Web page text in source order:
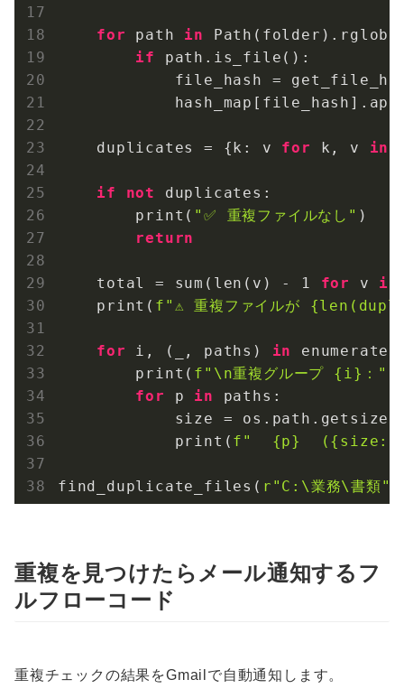
for path in Path(folder).rglob(
if
path.is_file():
file_hash =
    duplicates = {k: v
for k, v in
if not
duplicates:
        print(
"✅ 重複ファイルなし" )
return
    total = sum(len(v) -
1 for v in
    print(
f"⚠️ 重複ファイルが
for i, (_, paths) in
        print(
f"\n重複グループ {i} ："
for p in paths:
size =
            print(
f" {p}
  (
find_duplicate_files( r"C:\業務\書類"
重複を見つけたらメール通知するフ
ルフローコード
重複チェックの結果をGmailで自動通知します。